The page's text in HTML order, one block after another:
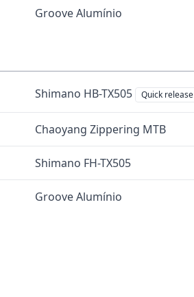
Groove Alumínio
Shimano HB-TX505 Quick release
Chaoyang Zippering MTB
Shimano FH-TX505
Groove Alumínio